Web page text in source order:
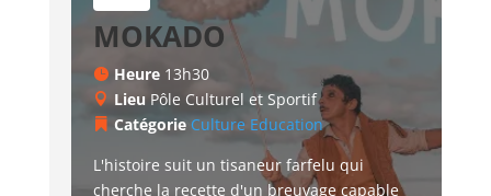
MOKADO
Heure 13h30
Lieu Pôle Culturel et Sportif
Catégorie Culture Education
L'histoire suit un tisaneur farfelu qui
cherche la recette d'un breuvage capable